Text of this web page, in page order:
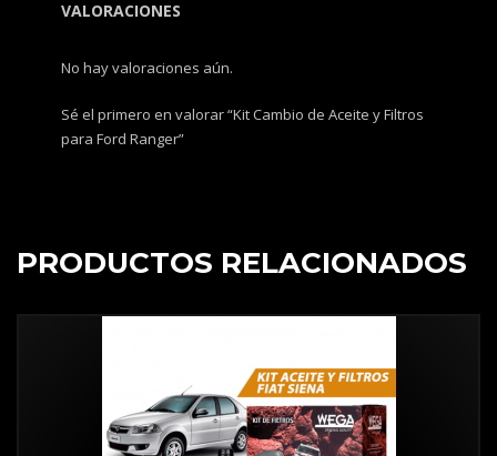
VALORACIONES
No hay valoraciones aún.
Sé el primero en valorar “Kit Cambio de Aceite y Filtros
para Ford Ranger”
PRODUCTOS RELACIONADOS